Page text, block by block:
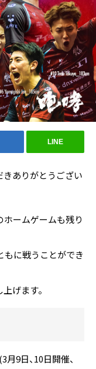
LINE
ありがとうござい
ホームゲームも残り
もに戦うことができ
げます。
9日、10日開催、